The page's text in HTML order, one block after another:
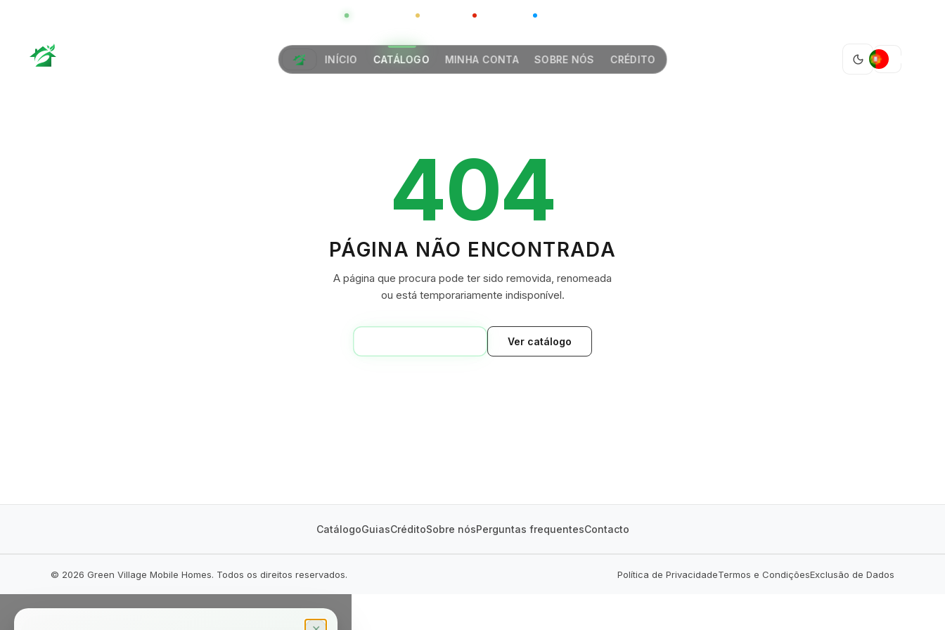
GLOBAL CHINA
INÍCIO CATÁLOGO MINHA CONTA SOBRE NÓS CRÉDITO
GREEN VILLAGE
404
PÁGINA NÃO ENCONTRADA
A página que procura pode ter sido removida, renomeada
ou está temporariamente indisponível.
Ver catálogo
CatálogoGuiasCréditoSobre nósPerguntas frequentesContacto
© 2026 Green Village Mobile Homes. Todos os direitos reservados. Política de PrivacidadeTermos e CondiçõesExclusão de Dados